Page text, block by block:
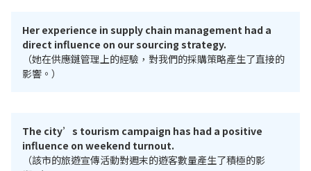
Her experience in supply chain management had a
direct influence on our sourcing strategy.
（她在供應鏈管理上的經驗，對我們的採購策略產生了直接的
影響。）
The city’s tourism campaign has had a positive
influence on weekend turnout.
（該市的旅遊宣傳活動對週末的遊客數量產生了積極的影